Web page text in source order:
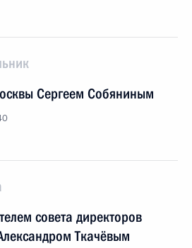
Сергеем Собяниным
совета директоров
Ткачёвым